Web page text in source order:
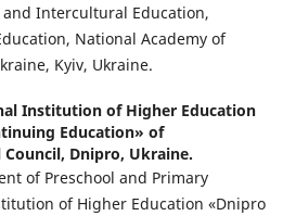
Intercultural Education,
National Academy of
Kyiv, Ukraine.
Institution of Higher Education
Education» of
Dnipro, Ukraine.
of Preschool and Primary
of Higher Education «Dnipro